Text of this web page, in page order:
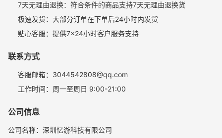
7天无理由退换：符合条件的商品支持7天无理由退换货
极速发货：大部分订单在下单后24小时内发货
贴心客服：提供7×24小时客户服务支持
联系方式
客服邮箱：3044542808@qq.com
工作时间：周一至周日 9:00-21:00
公司信息
公司名称：深圳忆游科技有限公司